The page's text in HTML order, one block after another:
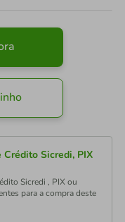
Crédito Sicredi, PIX
Sicredi , PIX ou
para a compra deste